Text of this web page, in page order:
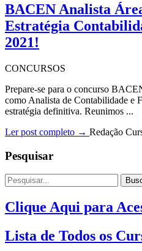
BACEN Analista
Estratégia
2021!
CONCURSOS
Prepare-se para o concurso
como Analista de Contabilidade e
estratégia definitiva. Reunimos ...
Ler post completo → Redação
Pesquisar
Clique Aqui para
Lista de Todos os